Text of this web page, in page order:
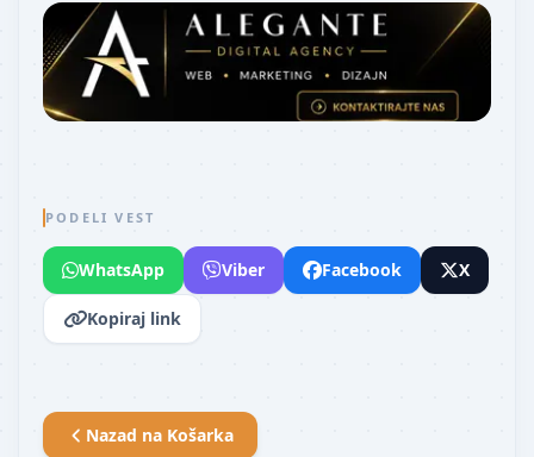
PODELI VEST
WhatsApp Viber Facebook X
Kopiraj link
Nazad na Košarka